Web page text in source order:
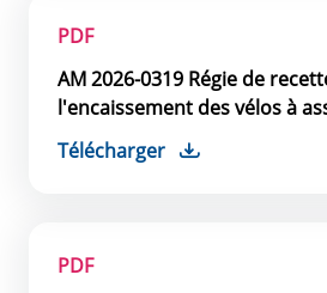
PDF
AM 2026-0319 Régie de
l'encaissement des vélos à
électrique
Télécharger
PDF